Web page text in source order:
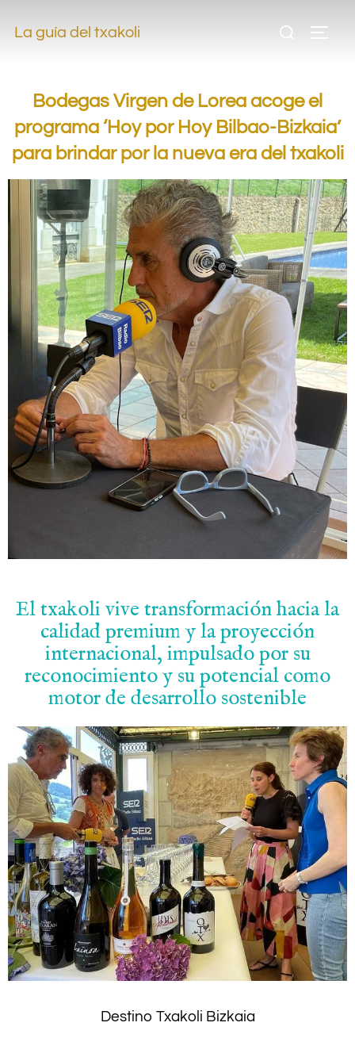
La guía del txakoli
Bodegas Virgen de Lorea acoge el
programa ‘Hoy por Hoy Bilbao-Bizkaia’
para brindar por la nueva era del txakoli
El txakoli vive transformación hacia la
calidad premium y la proyección
internacional, impulsado por su
reconocimiento y su potencial como
motor de desarrollo sostenible
Destino Txakoli Bizkaia